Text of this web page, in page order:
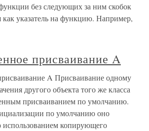
без следующих за ним скобок
как указатель на функцию. Например,
присваивание A
A Присваивание одному
другого объекта того же класса
присваиванием по умолчанию.
по умолчанию оно
использованием копирующего